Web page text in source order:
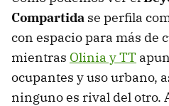
Compartida se perfila
con espacio para más de
mientras Olinia y TT
ocupantes y uso urbano,
ninguno es rival del otro.